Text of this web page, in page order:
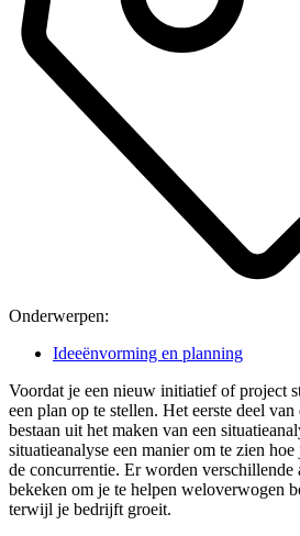
Onderwerpen:
Ideeënvorming en planning
Voordat je een nieuw initiatief of project
een plan op te stellen. Het eerste deel
bestaan uit het maken van een
situatieanalyse een manier om te zien
de concurrentie. Er worden verschillende
bekeken om je te helpen weloverwogen
terwijl je bedrijft groeit.